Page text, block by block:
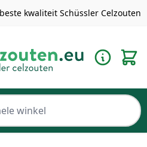
NL | BE pakket tot 2KG gratis v.a.
€69
kwaliteit Schüssler Celzouten